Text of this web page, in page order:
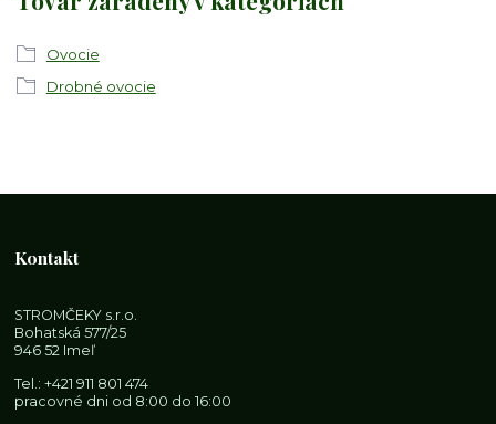
Ovocie
Drobné ovocie
Kontakt
STROMČEKY s.r.o.
Bohatská 577/25
946 52 Imeľ
Tel.:+421 911 801 474
pracovné dni od 8:00 do 16:00